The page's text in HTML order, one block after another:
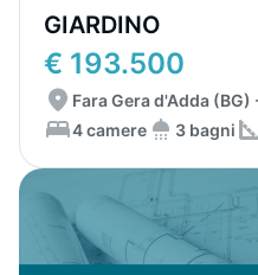
GIARDINO
€ 193.500
Fara Gera d'Adda
4 camere
3 bagni